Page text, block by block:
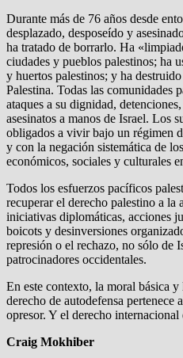
Durante más de 76 años desde
desplazado, desposeído y
ha tratado de borrarlo. Ha
ciudades y pueblos palestinos; ha
y huertos palestinos; y ha
Palestina. Todas las comunidades
ataques a su dignidad,
asesinatos a manos de Israel. Los
obligados a vivir bajo un régimen
y con la negación sistemática de
económicos, sociales y culturales
Todos los esfuerzos pacíficos
recuperar el derecho palestino a la
iniciativas diplomáticas, acciones
boicots y desinversiones
represión o el rechazo, no sólo de
patrocinadores occidentales.
En este contexto, la moral básica
derecho de autodefensa pertenece
opresor. Y el derecho internacional
Craig Mokhiber